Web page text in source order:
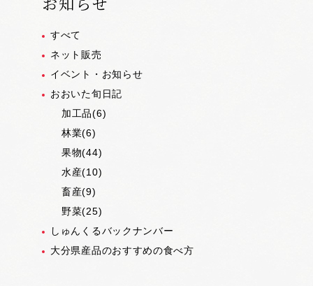
すべて
ネット販売
イベント・お知らせ
おおいた旬日記
加工品(6)
林業(6)
果物(44)
水産(10)
畜産(9)
野菜(25)
しゅんくるバックナンバー
大分県産品のおすすめの食べ方